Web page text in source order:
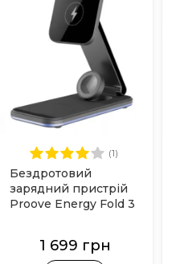
(1)
Бездротовий
зарядний пристрій
Proove Energy Fold 3
1 699 грн